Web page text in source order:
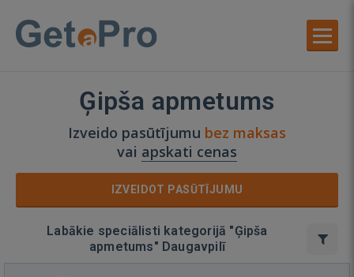
Ģipša apmetums
Izveido pasūtījumu bez maksas
vai apskati cenas
IZVEIDOT PASŪTĪJUMU
Labākie speciālisti kategorijā "Ģipša
apmetums" Daugavpilī